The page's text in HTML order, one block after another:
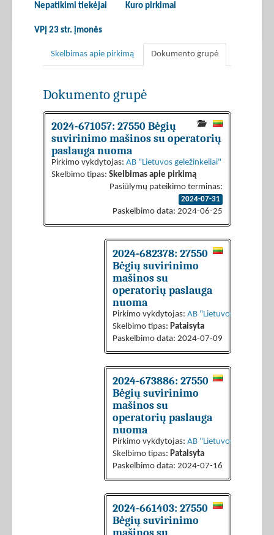
Nepatikimi tiekėjai Kuro pirkimai
VPĮ 23 str. įmonės
Skelbimas apie pirkimą Dokumento grupė
Dokumento grupė
2024-671057: 27550 Bėgių
suvirinimo mašinos su operatorių
paslauga nuoma
Pirkimo vykdytojas: AB "Lietuvos geležinkeliai"
Skelbimo tipas: Skelbimas apie pirkimą
Pasiūlymų pateikimo terminas:
2024-07-31
Paskelbimo data: 2024-06-25
2024-682378: 27550
Bėgių suvirinimo
mašinos su
operatorių paslauga
nuoma
Pirkimo vykdytojas: AB "Lietuvos
Skelbimo tipas: Pataisyta
Paskelbimo data: 2024-07-09
2024-673886: 27550
Bėgių suvirinimo
mašinos su
operatorių paslauga
nuoma
Pirkimo vykdytojas: AB "Lietuvos
Skelbimo tipas: Pataisyta
Paskelbimo data: 2024-07-16
2024-661403: 27550
Bėgių suvirinimo